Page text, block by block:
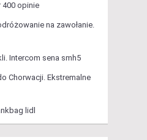
400 opinie
na zawołanie.
Intercom sena smh5
Chorwacji. Ekstremalne
lidl